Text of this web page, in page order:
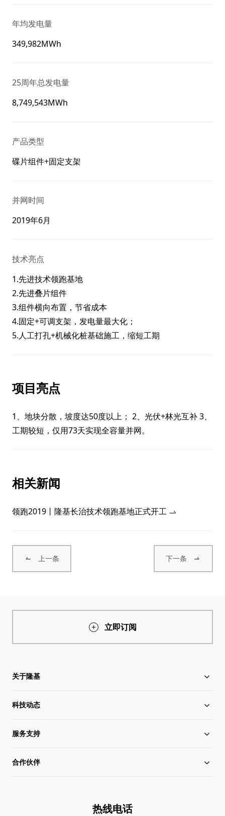
年均发电量
349,982MWh
25周年总发电量
8,749,543MWh
产品类型
碟片组件+固定支架
并网时间
2019年6月
技术亮点
1.先进技术领跑基地
2.先进叠片组件
3.组件横向布置，节省成本
4.固定+可调支架，发电量最大化；
5.人工打孔+机械化桩基础施工，缩短工期
项目亮点
1、地块分散，坡度达50度以上； 2、光伏+林光互补 3、
工期较短，仅用73天实现全容量并网。
相关新闻
领跑2019丨隆基长治技术领跑基地正式开工
上一条 下一条
立即订阅
关于隆基
关于隆基
全球化布局
管理层信息
科技动态
硅片价格
行业动态
服务支持
下载中心
合作伙伴
热线电话